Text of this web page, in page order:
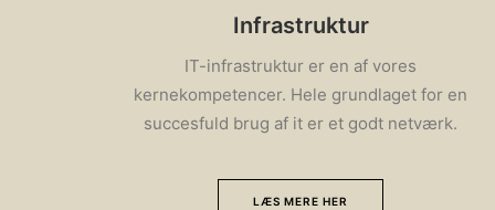
Infrastruktur
IT-infrastruktur er en af vores
kernekompetencer. Hele grundlaget for en
succesfuld brug af it er et godt netværk.
LÆS MERE HER